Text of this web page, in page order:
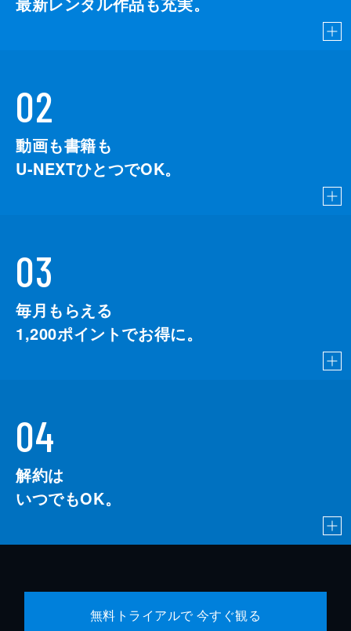
02
動画も書籍も
U-NEXTひとつでOK。
03
毎月もらえる
1,200ポイントでお得に。
04
解約は
いつでもOK。
無料トライアルで 今すぐ観る